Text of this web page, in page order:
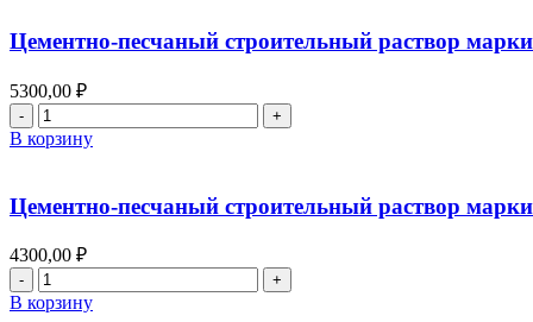
Цементно-песчаный строительный раствор
5300,00 ₽
Количество
товара
Цементно-
раствор
М-200
В корзину
Цементно-песчаный строительный раствор
4300,00 ₽
Количество
товара
В корзину